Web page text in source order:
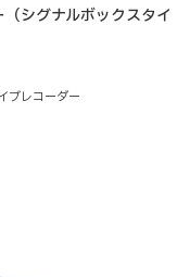
シグナルボックスタイ
ブレコーダー